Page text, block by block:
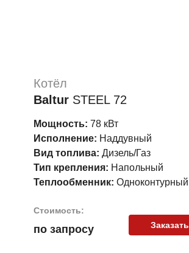
Котёл
Baltur STEEL 72
Мощность:78 кВт
Исполнение: Наддувный
Вид топлива:Дизель/Газ
Тип крепления: Напольный
Теплообменник:Одноконтурный
Стоимость:
по запросу Заказать